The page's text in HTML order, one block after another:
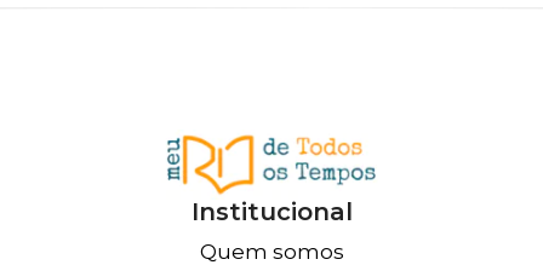
Institucional
Quem somos